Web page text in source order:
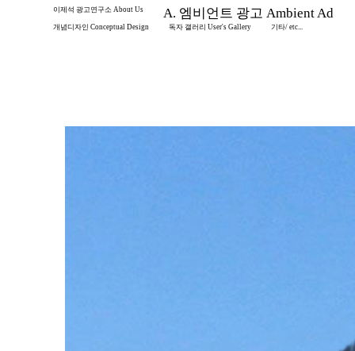
이제석 광고연구소 About Us A. 엠비언트 광고 Ambient Ad
개념디자인 Conceptual Design 독자 갤러리 User's Gallery 기타/ etc...